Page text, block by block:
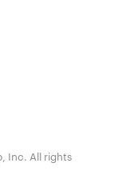
Inc. All rights